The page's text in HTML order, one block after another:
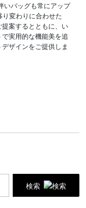
いバッグも常にアップ
変わりに合わせた
案するとともに、い
実用的な機能美を追
ザインをご提供しま
検索